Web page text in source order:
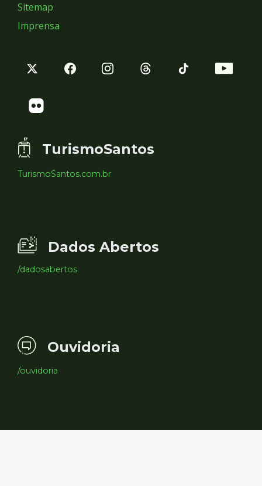
Sitemap
Imprensa
TurismoSantos
TurismoSantos.com.br
Dados Abertos
/dadosabertos
Ouvidoria
/ouvidoria